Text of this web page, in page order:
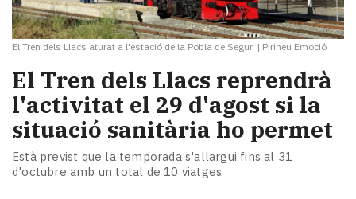
El Tren dels Llacs aturat a l'estació de la Pobla de Segur. | Pirineu Emoció
El Tren dels Llacs reprendrà
l'activitat el 29 d'agost si la
situació sanitària ho permet
Està previst que la temporada s'allargui fins al 31
d'octubre amb un total de 10 viatges